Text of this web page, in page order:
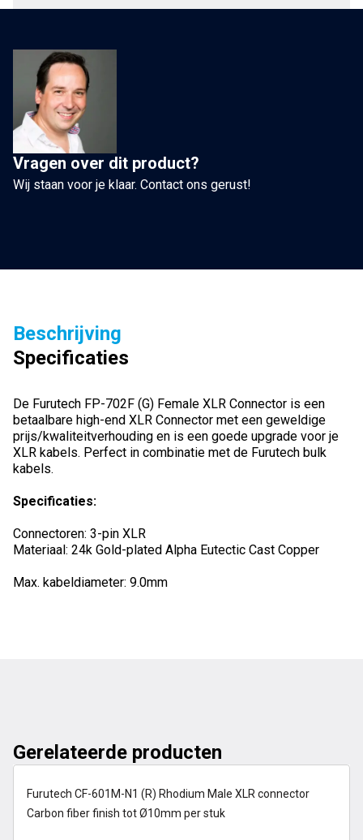
Ø9mm
per
stuk
aantal
Vragen over dit product?
Wij staan voor je klaar. Contact ons gerust!
Beschrijving
Specificaties
De Furutech FP-702F (G) Female XLR Connector is een
betaalbare high-end XLR Connector met een geweldige
prijs/kwaliteitverhouding en is een goede upgrade voor je
XLR kabels. Perfect in combinatie met de Furutech bulk
kabels.
Specificaties:
Connectoren: 3-pin XLR
Materiaal: 24k Gold-plated Alpha Eutectic Cast Copper
Max. kabeldiameter: 9.0mm
Gerelateerde producten
op voorraad
Furutech CF-601M-N1 (R) Rhodium Male XLR connector
Carbon fiber finish tot Ø10mm per stuk